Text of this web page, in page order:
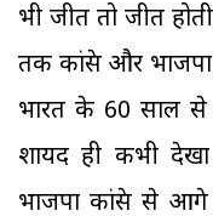
भी जीत तो जीत
तक कांग्रेस और
भारत के 60 साल से
शायद ही कभी
भाजपा कांग्रेस से